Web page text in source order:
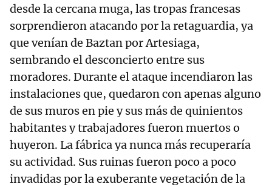
desde la cercana muga, las tropas francesas
sorprendieron atacando por la retaguardia, ya
que venían de Baztan por Artesiaga,
sembrando el desconcierto entre sus
moradores. Durante el ataque incendiaron las
instalaciones que, quedaron con apenas alguno
de sus muros en pie y sus más de quinientos
habitantes y trabajadores fueron muertos o
huyeron. La fábrica ya nunca más recuperaría
su actividad. Sus ruinas fueron poco a poco
invadidas por la exuberante vegetación de la